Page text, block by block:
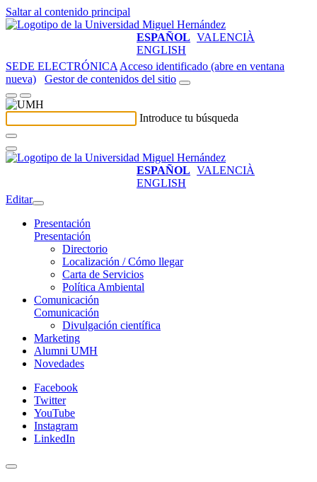
Saltar al contenido principal
ESPAÑOL VALENCIÀ
ENGLISH
SEDE ELECTRÓNICA Acceso identificado (abre en ventana
nueva)
Gestor de contenidos del sitio
Introduce tu búsqueda
ESPAÑOL VALENCIÀ
ENGLISH
Editar
Presentación
Presentación
Directorio
Localización / Cómo llegar
Carta de Servicios
Política Ambiental
Comunicación
Comunicación
Divulgación científica
Marketing
Alumni UMH
Novedades
Facebook
Twitter
YouTube
Instagram
LinkedIn